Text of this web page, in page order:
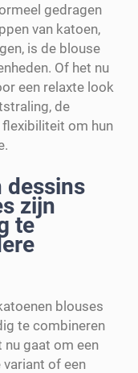
gedragen
van katoen,
is de blouse
Of het nu
een relaxte look
de
om hun
dessins
zijn
te
blouses
te combineren
nu gaat om een
of een